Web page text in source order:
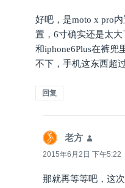
好吧，是moto x pro
置，6寸确实还是太
和iphone6Plus在裤兜
不下，手机这东西超
回复
老方
道：
2015年6月2日 下午5:22
那就再等等吧，这